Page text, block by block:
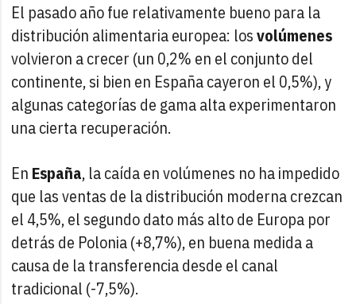
El pasado año fue relativamente bueno para la
distribución alimentaria europea: losvolúmenes
volvieron a crecer (un 0,2% en el conjunto del
continente, si bien en España cayeron el 0,5%), y
algunas categorías de gama alta experimentaron
una cierta recuperación.
En España, la caída en volúmenes no ha impedido
que las ventas de la distribución moderna crezcan
el 4,5%, el segundo dato más alto de Europa por
detrás de Polonia (+8,7%), en buena medida a
causa de la transferencia desde el canal
tradicional (-7,5%).